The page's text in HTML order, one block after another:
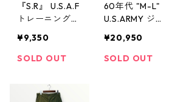
『S.R』 U.S.A.F
トレーニングパ
パンツ ナイロ
ン ミリタリー
古着 古着屋 高
円寺 ヴィンテ
¥9,350
SOLD OUT
60年代 "M-L"
U.S.ARMY ジャ
ーグパンツ 4th
オリーブ ミリ
¥20,950
SOLD OUT